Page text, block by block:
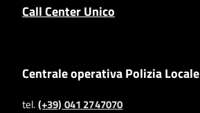
Call Center Unico
Centrale operativa Polizia Locale
tel.(+39) 041 2747070